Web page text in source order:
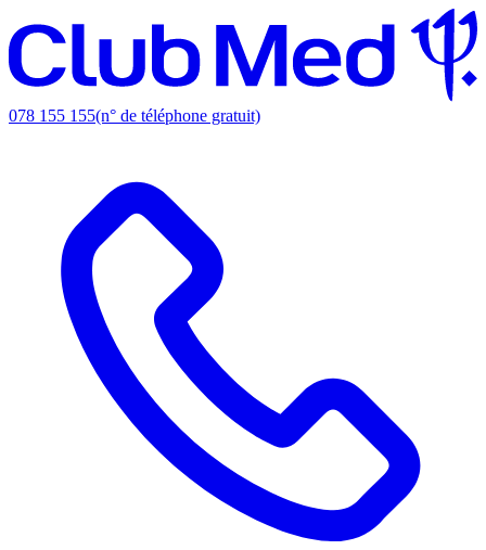
078 155 155(n° de téléphone gratuit)